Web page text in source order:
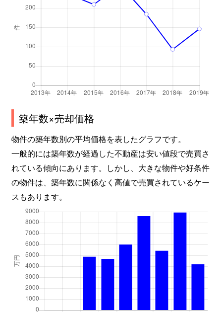
築年数×売却価格
物件の築年数別の平均価格を表したグラフです。
一般的には築年数が経過した不動産は安い値段で売買さ
れている傾向にあります。しかし、大きな物件や好条件
の物件は、築年数に関係なく高値で売買されているケー
スもあります。